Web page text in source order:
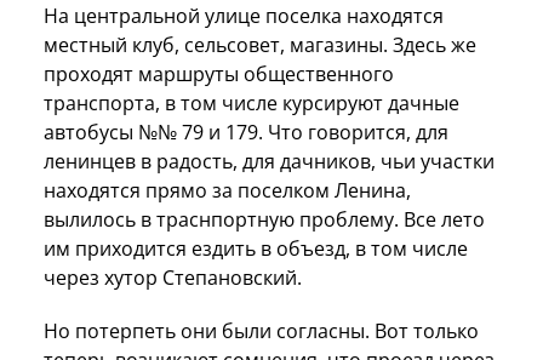
На центральной улице поселка находятся
местный клуб, сельсовет, магазины. Здесь же
проходят маршруты общественного
транспорта, в том числе курсируют дачные
автобусы №№ 79 и 179. Что говорится, для
ленинцев в радость, для дачников, чьи участки
находятся прямо за поселком Ленина,
вылилось в траснпортную проблему. Все лето
им приходится ездить в объезд, в том числе
через хутор Степановский.
Но потерпеть они были согласны. Вот только